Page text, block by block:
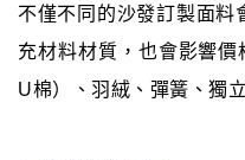
不僅不同的沙發訂製面料
充材料材質，也會影響
U棉）、羽絨、彈簧、獨